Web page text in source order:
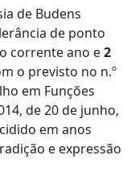
de Budens
de ponto
corrente ano e2
o previsto no n.º
em Funções
de 20 de junho,
em anos
e expressão